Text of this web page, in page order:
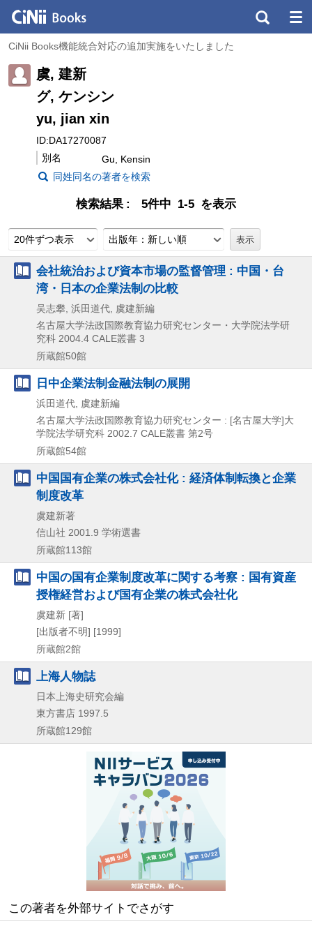
CiNii Books機能統合対応の追加実施をいたしました
虞, 建新
グ, ケンシン
yu, jian xin
ID:DA17270087
別名
Gu, Kensin
同姓同名の著者を検索
検索結果 5件中 1-5 を表示
20件ずつ表示 出版年：新しい順
会社統治および資本市場の監督管理 : 中国・台
湾・日本の企業法制の比較
吴志攀, 浜田道代, 虞建新編
名古屋大学法政国際教育協力研究センター・大学院法学研
究科 2004.4 CALE叢書 3
所蔵館50館
日中企業法制金融法制の展開
浜田道代, 虞建新編
名古屋大学法政国際教育協力研究センター : [名古屋大学]大
学院法学研究科 2002.7 CALE叢書 第2号
所蔵館54館
中国国有企業の株式会社化 : 経済体制転換と企業
制度改革
虞建新著
信山社 2001.9 学術選書
所蔵館113館
中国の国有企業制度改革に関する考察 : 国有資産
授権経営および国有企業の株式会社化
虞建新 [著]
[出版者不明] [1999]
所蔵館2館
上海人物誌
日本上海史研究会編
東方書店 1997.5
所蔵館129館
この著者を外部サイトでさがす